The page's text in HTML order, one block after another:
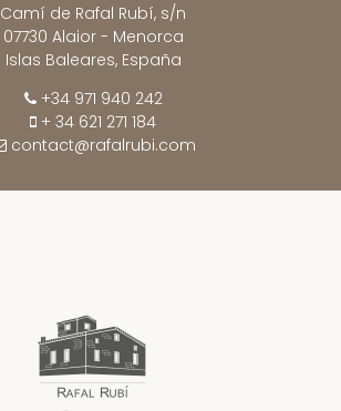
Camí de Rafal Rubí, s/n
07730 Alaior - Menorca
Islas Baleares, España
+34 971 940 242
+ 34 621 271 184
contact@rafalrubi.com